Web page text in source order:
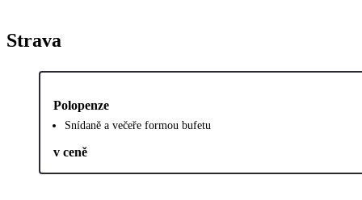
Strava
Polopenze
Snídaně a večeře formou bufetu
v ceně